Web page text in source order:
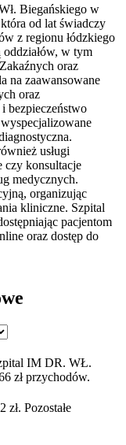
Biegańskiego w
od lat świadczy
z regionu łódzkiego
w tym
oraz
na zaawansowane
oraz
bezpieczeństwo
usługi
czy konsultacje
medycznych.
organizując
kliniczne. Szpital
pacjentom
oraz dostęp do
IM DR. WŁ.
zł przychodów.
zł. Pozostałe